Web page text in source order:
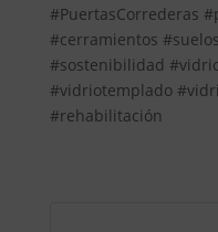
#PuertasCorrederas
#cerramientos
#sostenibilidad
#vidriotemplado
#rehabilitación